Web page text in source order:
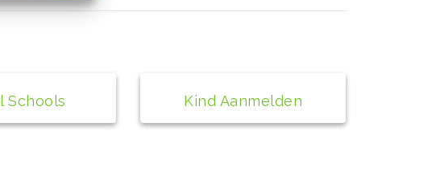
Schools Kind Aanmelden